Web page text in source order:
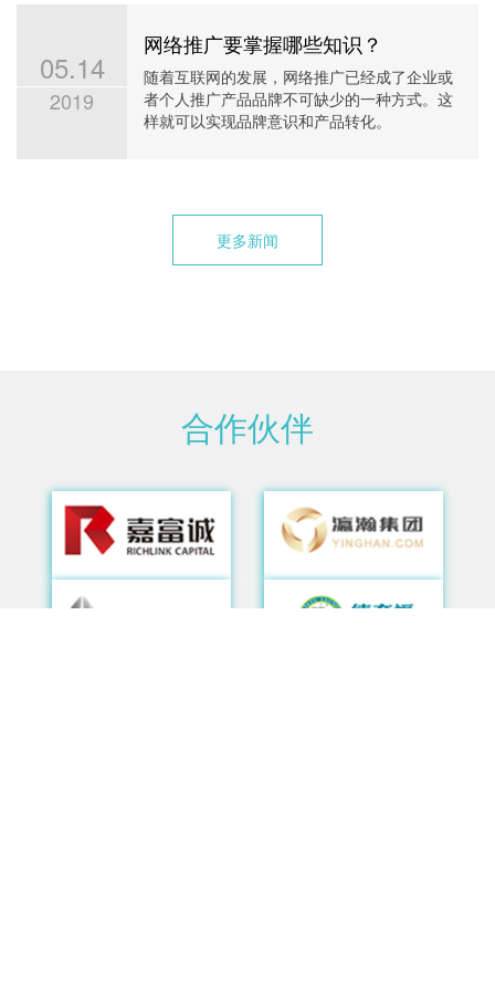
05.14
2019
网络推广要掌握哪些知识？
随着互联网的发展，网络推广已经成了企业或
者个人推广产品品牌不可缺少的一种方式。这
样就可以实现品牌意识和产品转化。
更多新闻
合作伙伴